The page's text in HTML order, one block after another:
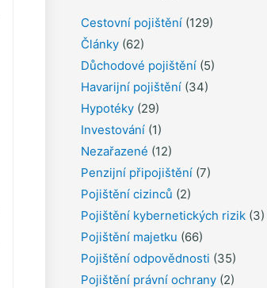
Cestovní pojištění(129)
Články(62)
Důchodové pojištění(5)
Havarijní pojištění(34)
Hypotéky(29)
Investování(1)
Nezařazené (12)
Penzijní připojištění(7)
Pojištění cizinců (2)
Pojištění kybernetických rizik(3)
Pojištění majetku (66)
Pojištění odpovědnosti (35)
Pojištění právní ochrany(2)